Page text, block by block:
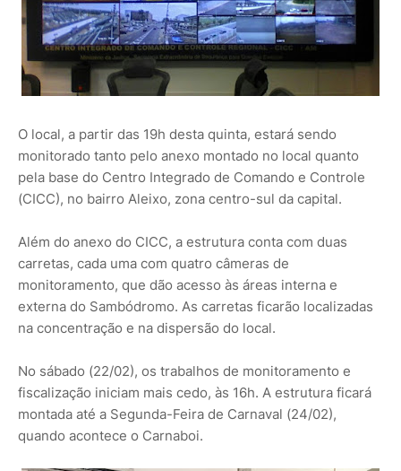
O local, a partir das 19h desta quinta, estará sendo
monitorado tanto pelo anexo montado no local quanto
pela base do Centro Integrado de Comando e Controle
(CICC), no bairro Aleixo, zona centro-sul da capital.
Além do anexo do CICC, a estrutura conta com duas
carretas, cada uma com quatro câmeras de
monitoramento, que dão acesso às áreas interna e
externa do Sambódromo. As carretas ficarão localizadas
na concentração e na dispersão do local.
No sábado (22/02), os trabalhos de monitoramento e
fiscalização iniciam mais cedo, às 16h. A estrutura ficará
montada até a Segunda-Feira de Carnaval (24/02),
quando acontece o Carnaboi.